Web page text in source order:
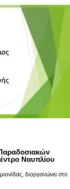
Ναυπλίου
διοργανώνει στο